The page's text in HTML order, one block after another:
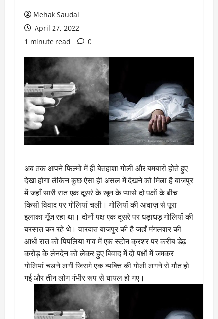
Mehak Saudai
April 27, 2022
1 minute read
0
अब तक आपने फिल्मो में ही बेतहाशा गोली और बमबारी होते हुए
देखा होगा लेकिन कुछ ऐसा ही असल में देखने को मिला है बाजपुर
में जहाँ सारी रात एक दूसरे के खून के प्यासे दो पक्षों के बीच
किसी विवाद पर गोलियां चली। गोलियों की आवाज़ से पूरा
इलाका गूँज रहा था। दोनों पक्ष एक दूसरे पर धड़ाधड़ गोलियों की
बरसात कर रहे थे। वारदात बाजपुर की है जहाँ मंगलवार की
आधी रात को पिपलिया गांव में एक स्टोन क्रशर पर करीब डेढ़
करोड़ के लेनदेन को लेकर हुए विवाद में दो पक्षों में जमकर
गोलियां चलने लगी जिसमे एक व्यक्ति की गोली लगने से मौत हो
गई और तीन लोग गंभीर रूप से घायल हो गए।